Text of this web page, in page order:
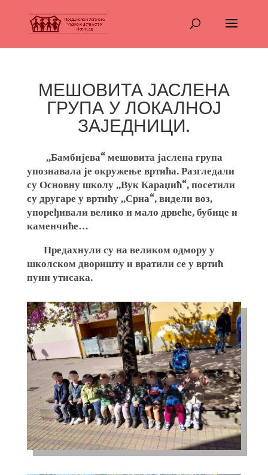
МЕШОВИТА ЈАСЛЕНА
ГРУПА У ЛОКАЛНОЈ
ЗАЈЕДНИЦИ.
,,Бамбијева“ мешовита јаслена група
упознавала је окружење вртића. Разгледали
су Основну школу ,,Вук Караџић“, посетили
су другаре у вртићу ,,Срна“, видели воз,
упоређивали велико и мало дрвеће, бубице и
каменчиће…
Предахнули су на великом одмору у
школском дворишту и вратили се у вртић
пуни утисака.